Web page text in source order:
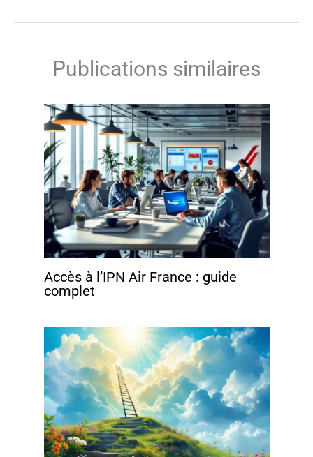
Publications similaires
Accès à l’IPN Air France : guide
complet